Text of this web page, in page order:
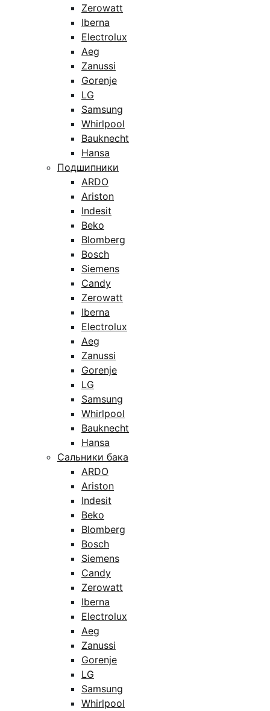
Zerowatt
Iberna
Electrolux
Aeg
Zanussi
Gorenje
LG
Samsung
Whirlpool
Bauknecht
Hansa
Подшипники
ARDO
Ariston
Indesit
Beko
Blomberg
Bosch
Siemens
Candy
Zerowatt
Iberna
Electrolux
Aeg
Zanussi
Gorenje
LG
Samsung
Whirlpool
Bauknecht
Hansa
Сальники бака
ARDO
Ariston
Indesit
Beko
Blomberg
Bosch
Siemens
Candy
Zerowatt
Iberna
Electrolux
Aeg
Zanussi
Gorenje
LG
Samsung
Whirlpool